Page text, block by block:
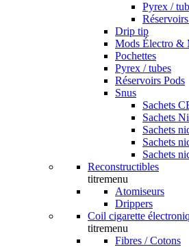
Pyrex /
Drip tip
Mods Électro &
Pochettes
Pyrex / tubes
Réservoirs Pods
Snus
Sachets
Sachets
Sachets
Sachets
Sachets
Reconstructibles
titremenu
Atomiseurs
Drippers
Coil cigarette
titremenu
Fibres / Cotons